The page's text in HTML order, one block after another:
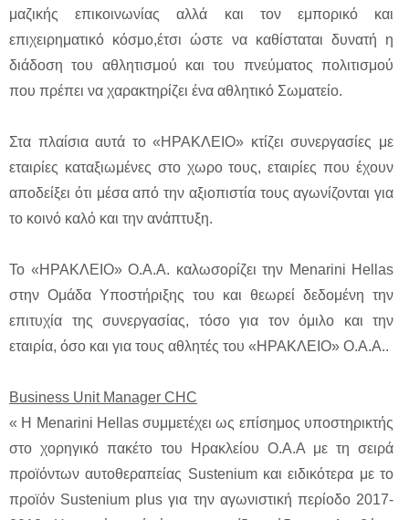
μαζικής επικοινωνίας αλλά και τον εμπορικό και
επιχειρηματικό κόσμο,έτσι ώστε να καθίσταται δυνατή η
διάδοση του αθλητισμού και του πνεύματος πολιτισμού
που πρέπει να χαρακτηρίζει ένα αθλητικό Σωματείο.
Στα πλαίσια αυτά το «ΗΡΑΚΛΕΙΟ» κτίζει συνεργασίες με
εταιρίες καταξιωμένες στο χωρο τους, εταιρίες που έχουν
αποδείξει ότι μέσα από την αξιοπιστία τους αγωνίζονται για
το κοινό καλό και την ανάπτυξη.
Το «ΗΡΑΚΛΕΙΟ» Ο.Α.Α. καλωσορίζει την Menarini Hellas
στην Ομάδα Υποστήριξης του και θεωρεί δεδομένη την
επιτυχία της συνεργασίας, τόσο για τον όμιλο και την
εταιρία, όσο και για τους αθλητές του «ΗΡΑΚΛΕΙΟ» Ο.Α.Α..
Business Unit Manager CHC
« Η Menarini Hellas συμμετέχει ως επίσημος υποστηρικτής
στο χορηγικό πακέτο του Ηρακλείου Ο.Α.Α με τη σειρά
προϊόντων αυτοθεραπείας Sustenium και ειδικότερα με το
προϊόν Sustenium plus για την αγωνιστική περίοδο 2017-